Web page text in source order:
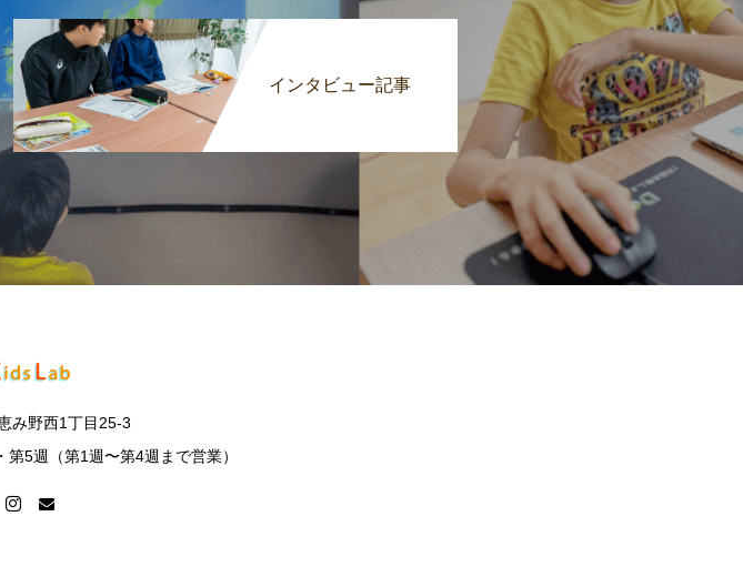
インタビュー記事
み野西1丁目25-3
5週（第1週〜第4週まで営業）